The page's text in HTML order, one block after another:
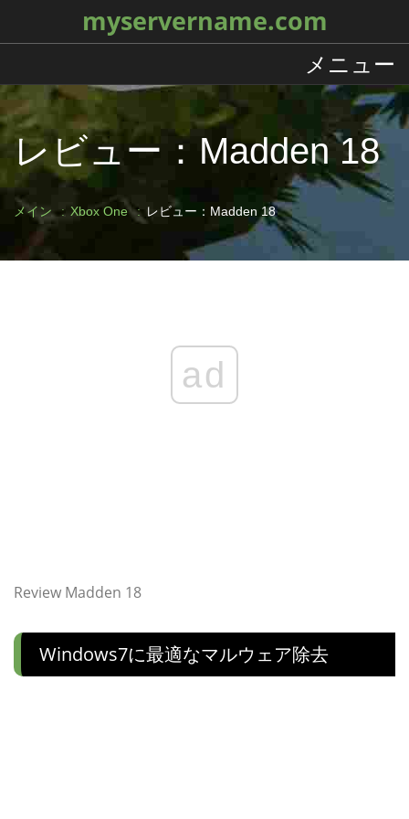
myservername.com
メニュー
レビュー：Madden 18
メイン Xbox One レビュー：Madden 18
ad
Review Madden 18
Windows7に最適なマルウェア除去